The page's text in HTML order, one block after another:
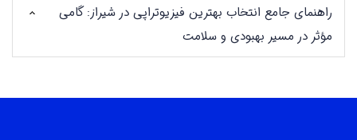
راهنمای جامع انتخاب بهترین فیزیوتراپی در شیراز: گامی
مؤثر در مسیر بهبودی و سلامت